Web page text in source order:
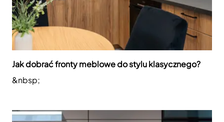
Jak dobrać fronty meblowe do stylu klasycznego?
&nbsp;